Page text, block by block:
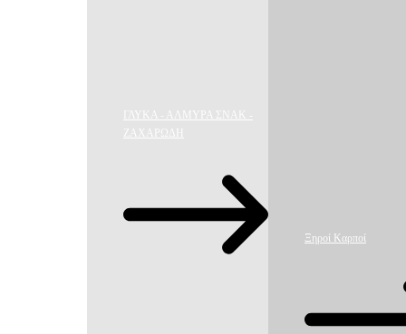
ΓΛΥΚΑ - ΑΛΜΥΡΑ ΣΝΑΚ -
ΖΑΧΑΡΩΔΗ
Ξηροί Καρποί